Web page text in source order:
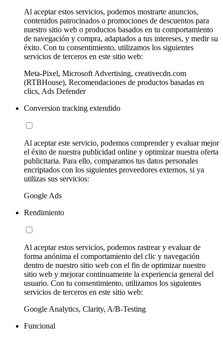
Al aceptar estos servicios, podemos mostrarte anuncios,
contenidos patrocinados o promociones de descuentos para
nuestro sitio web o productos basados en tu comportamiento
de navegación y compra, adaptados a tus intereses, y medir su
éxito. Con tu consentimiento, utilizamos los siguientes
servicios de terceros en este sitio web:
Meta-Pixel, Microsoft Advertising, creativecdn.com
(RTBHouse), Recomendaciones de productos basadas en
clics, Ads Defender
Conversion tracking extendido
Al aceptar este servicio, podemos comprender y evaluar mejor
el éxito de nuestra publicidad online y optimizar nuestra oferta
publicitaria. Para ello, comparamos tus datos personales
encriptados con los siguientes proveedores externos, si ya
utilizas sus servicios:
Google Ads
Rendimiento
Al aceptar estos servicios, podemos rastrear y evaluar de
forma anónima el comportamiento del clic y navegación
dentro de nuestro sitio web con el fin de optimizar nuestro
sitio web y mejorar continuamente la experiencia general del
usuario. Con tu consentimiento, utilizamos los siguientes
servicios de terceros en este sitio web:
Google Analytics, Clarity, A/B-Testing
Funcional